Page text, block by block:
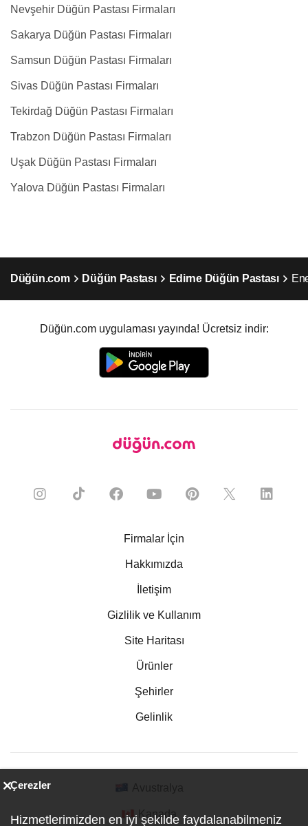
Nevşehir Düğün Pastası Firmaları
Sakarya Düğün Pastası Firmaları
Samsun Düğün Pastası Firmaları
Sivas Düğün Pastası Firmaları
Tekirdağ Düğün Pastası Firmaları
Trabzon Düğün Pastası Firmaları
Uşak Düğün Pastası Firmaları
Yalova Düğün Pastası Firmaları
Düğün.com Düğün Pastası Edirne Düğün Pastası
Düğün.com uygulaması yayında! Ücretsiz indir:
Firmalar İçin
Hakkımızda
İletişim
Gizlilik ve Kullanım
Site Haritası
Ürünler
Şehirler
Gelinlik
Kanada
Çerezler
Hizmetlerimizden en iyi şekilde faydalanabilmeniz